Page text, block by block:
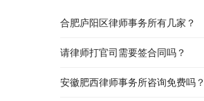
合肥庐阳区律师事务所有几家？
请律师打官司需要签合同吗？
安徽肥西律师事务所咨询免费吗？